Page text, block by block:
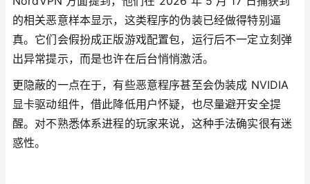
的相关恶意样本显示，这类程序的伪装已经做得特别逼
真。它们会假扮成正版游戏配置包，运行后不一定立刻弹
出异常提示，而是也许在后台悄悄激活。
更隐蔽的一点在于，有些恶意程序甚至会伪装成 NVIDIA
显卡驱动组件，借此降低用户怀疑，也尽量避开安全提
醒。对不熟悉体系进程的玩家来说，这种手法确实很有迷
惑性。